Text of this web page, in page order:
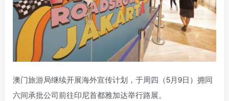
澳门旅游局继续开展海外宣传计划，于周四（5月9日）拥同
六间承批公司前往印尼首都雅加达举行路展。